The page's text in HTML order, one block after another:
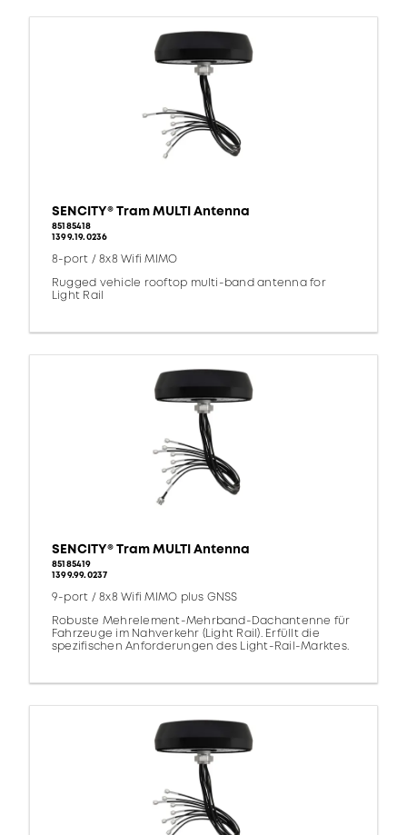
SENCITY® Tram MULTI Antenna
85185418
1399.19.0236
8-port / 8x8 Wifi MIMO
Rugged vehicle rooftop multi-band antenna for
Light Rail
SENCITY® Tram MULTI Antenna
85185419
1399.99.0237
9-port / 8x8 Wifi MIMO plus GNSS
Robuste Mehrelement-Mehrband-Dachantenne für
Fahrzeuge im Nahverkehr (Light Rail). Erfüllt die
spezifischen Anforderungen des Light-Rail-Marktes.